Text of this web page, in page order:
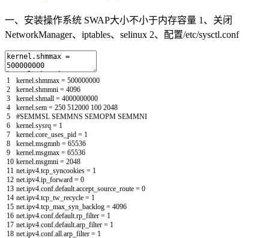
一、安装操作系统 SWAP大小不小于内存容量 1、关闭
NetworkManager、iptables、selinux 2、配置/etc/sysctl.conf
1
2
3
4
5
6
7
8
9
10
11
12
13
14
15
16
17
18
kernel.shmmax = 500000000
kernel.shmmni = 4096
kernel.shmall = 4000000000
kernel.sem = 250 512000 100 2048
#SEMMSL SEMMNS SEMOPM SEMMNI
kernel.sysrq = 1
kernel.core_uses_pid = 1
kernel.msgmnb = 65536
kernel.msgmax = 65536
kernel.msgmni = 2048
net.ipv4.tcp_syncookies = 1
net.ipv4.ip_forward = 0
net.ipv4.conf.default.accept_source_route = 0
net.ipv4.tcp_tw_recycle = 1
net.ipv4.tcp_max_syn_backlog = 4096
net.ipv4.conf.default.rp_filter = 1
net.ipv4.conf.default.arp_filter = 1
net.ipv4.conf.all.arp_filter = 1